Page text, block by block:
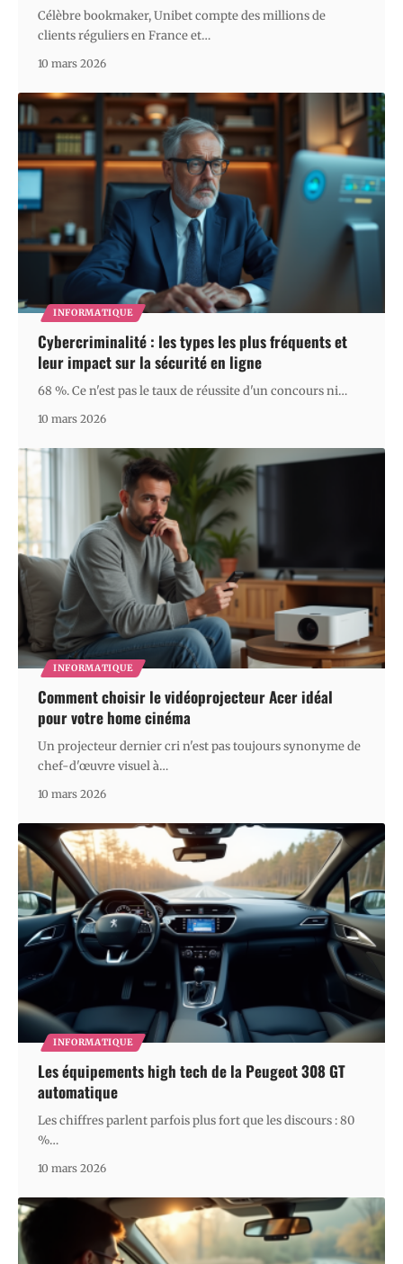
Célèbre bookmaker, Unibet compte des millions de
clients réguliers en France et…
10 mars 2026
INFORMATIQUE
Cybercriminalité : les types les plus fréquents et
leur impact sur la sécurité en ligne
68 %. Ce n'est pas le taux de réussite d'un concours ni…
10 mars 2026
INFORMATIQUE
Comment choisir le vidéoprojecteur Acer idéal
pour votre home cinéma
Un projecteur dernier cri n'est pas toujours synonyme de
chef-d'œuvre visuel à…
10 mars 2026
INFORMATIQUE
Les équipements high tech de la Peugeot 308 GT
automatique
Les chiffres parlent parfois plus fort que les discours : 80
%…
10 mars 2026